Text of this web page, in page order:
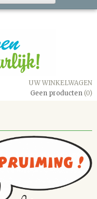
UW WINKELWAGEN
Geen producten (0)